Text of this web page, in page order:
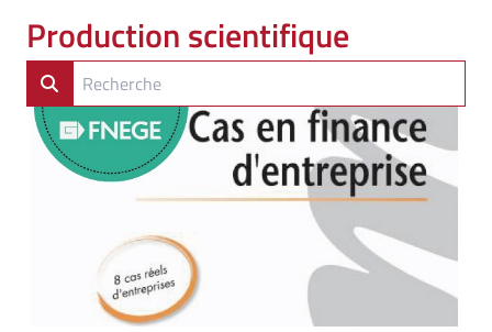
Production scientifique